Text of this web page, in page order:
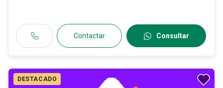
Contactar Consultar
DESTACADO